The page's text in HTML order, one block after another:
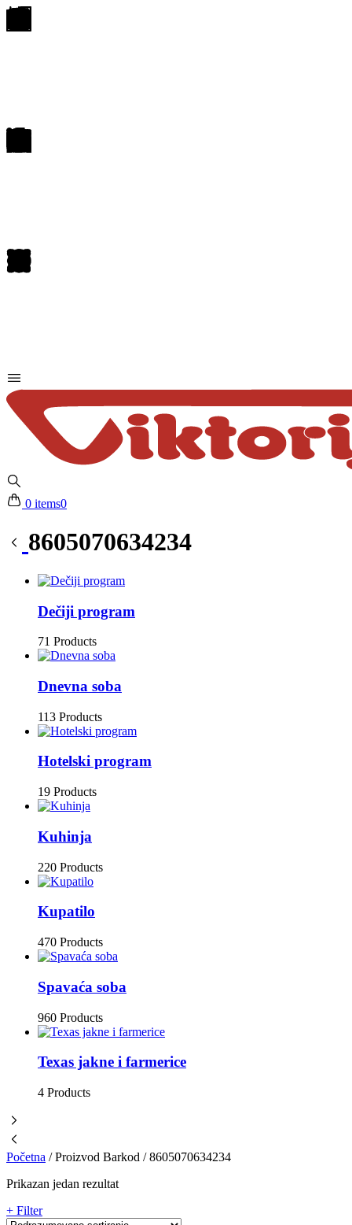
0 items0
8605070634234
Dečiji program
71 Products
Dnevna soba
113 Products
Hotelski program
19 Products
Kuhinja
220 Products
Kupatilo
470 Products
Spavaća soba
960 Products
Texas jakne i farmerice
4 Products
Početna /Proizvod Barkod /8605070634234
Prikazan jedan rezultat
+ Filter